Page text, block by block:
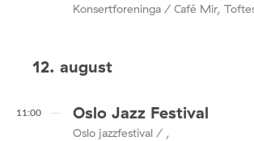
Konsertforeninga / Café Mir,
12. august
11:00 Oslo Jazz Festival
Oslo jazzfestival / ,